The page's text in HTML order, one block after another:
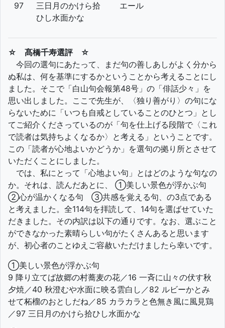
97
三日月のかけら拾
ひし水面かな
エール
☆ 髙橋千寿選評 ☆
今回の選句にあたって、まだ句の善しあしがよく分から
ぬ私は、何を基準にするかということから考えることにし
ました。そこで「白山句会報第48号」の「俳話少々」を
思い出しました。ここで先生が、〈独り善がり〉の句にな
らないために「いつも自戒としていることのひとつ」とし
てご紹介くださっているのが「句を仕上げる段階で〈これ
で読者は気持ちよくなるか〉と考える」ということです。
この「読者が心地よいかどうか」を選句の拠り所とさせて
いただくことにしました。
では、私にとって「心地よい句」とはどのような句なの
か。それは、読んだあとに、 ①美しい景色が浮かぶ句
②心が温かくなる句 ③共感を覚える句、の3点である
と考えました。全114句を拝読して、14句を選ばせていた
だきました。その内訳は以下の通りです。なお、選ぶこと
ができなかった素晴らしい句がたくさんあると思います
が、初心者のことゆえご容赦いただけましたら幸いです。
①美しい景色が浮かぶ句
9 降り立てば故郷の村蕎麦の花／16 一斉に山々の伏す秋
夕焼／40 秋澄むや水面に映る雲白し／82 ルビーかとみ
せて柘榴のおとしだね／85 カラカラと色無き風に風見鶏
／97 三日月のかけら拾ひし水面かな